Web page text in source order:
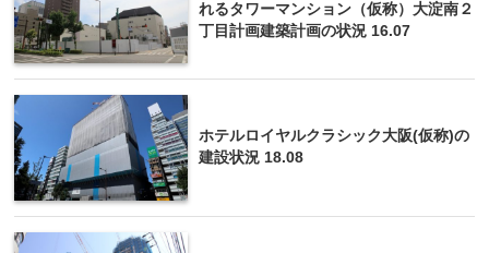
れるタワーマンション（仮称）大淀南２
丁目計画建築計画の状況 16.07
ホテルロイヤルクラシック大阪(仮称)の
建設状況 18.08